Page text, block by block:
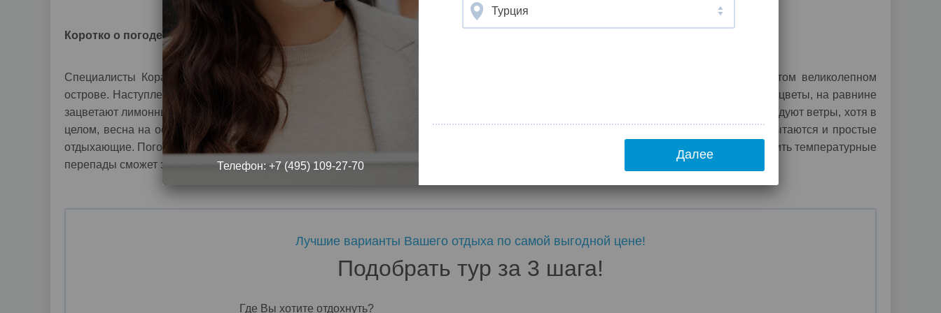
Телефон: +7 (495) 109-27-70
Турция
Далее
Коротко о погоде
Специалисты Корал Тревел, отслеживающие погоду на Кипре сообщают, что в феврале начинается пробуждение природы на этом великолепном
острове. Наступление весны на Кипре – это знаменательное зрелище, поражающее своей красотой. На склонах гор начинают цвести цветы, на равнине
зацветают лимонные деревья и жасмин. Воздух прогревается до +20 градусов тепла. Весной на Кипре достаточно часто идут дожди и дуют ветры, хотя в
целом, весна на острове теплая. Купаются в море в феврале только закаленные годами тренировок «моржи», но окунуться в нее пытаются и простые
отдыхающие. Погода в это время такова, что отдыхающим днем потребуется солнцезащитный крем, а вечером – свитер. Помочь сгладить температурные
перепады сможет знаменитое кипрское вино и местная кухня.
Лучшие варианты Вашего отдыха по самой выгодной цене!
Подобрать тур за 3 шага!
Где Вы хотите отдохнуть?